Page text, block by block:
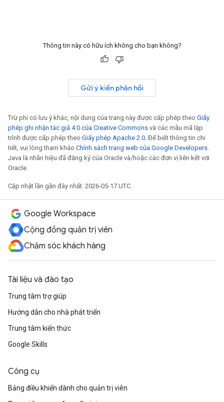
Thông tin này có hữu ích không cho bạn không?
Gửi ý kiến phản hồi
Trừ phi có lưu ý khác, nội dung của trang này được cấp phép theo Giấy
phép ghi nhận tác giả 4.0 của Creative Commons và các mẫu mã lập
trình được cấp phép theo Giấy phép Apache 2.0. Để biết thông tin chi
tiết, vui lòng tham khảo Chính sách trang web của Google Developers.
Java là nhãn hiệu đã đăng ký của Oracle và/hoặc các đơn vị liên kết với
Oracle.
Cập nhật lần gần đây nhất: 2026-05-17 UTC.
Google Workspace
Cộng đồng quản trị viên
Chăm sóc khách hàng
Tài liệu và đào tạo
Trung tâm trợ giúp
Hướng dẫn cho nhà phát triển
Trung tâm kiến thức
Google Skills
Công cụ
Bảng điều khiển dành cho quản trị viên